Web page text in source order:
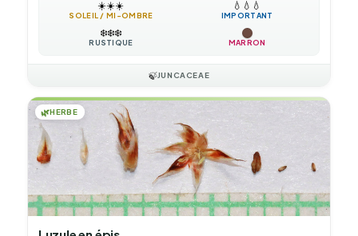
☀️☀️☀️
SOLEIL / MI-OMBRE
💧 💧 💧
IMPORTANT
❄️❄️❄️
RUSTIQUE MARRON
🍃JUNCACEAE
🌿HERBE